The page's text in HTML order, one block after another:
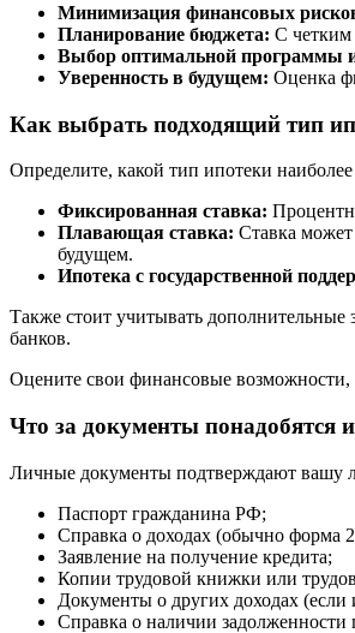
Минимизация финансовых
Планирование бюджета: С четким
Выбор оптимальной программы
Уверенность в будущем: Оценка
Как выбрать подходящий тип
Определите, какой тип ипотеки
Фиксированная ставка:
Плавающая ставка: Ставка может
будущем.
Ипотека с государственной
Также стоит учитывать дополнительные
банков.
Оцените свои финансовые
Что за документы понадобятся
Личные документы подтверждают вашу
Паспорт гражданина РФ;
Справка о доходах (обычно
Заявление на получение кредита;
Копии трудовой книжки или
Документы о других доходах (если
Справка о наличии